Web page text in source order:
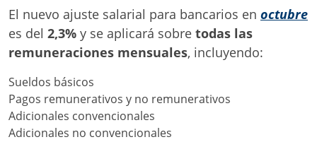
El nuevo ajuste salarial para bancarios en octubre
es del 2,3% y se aplicará sobre todas las
remuneraciones mensuales, incluyendo:
Sueldos básicos
Pagos remunerativos y no remunerativos
Adicionales convencionales
Adicionales no convencionales